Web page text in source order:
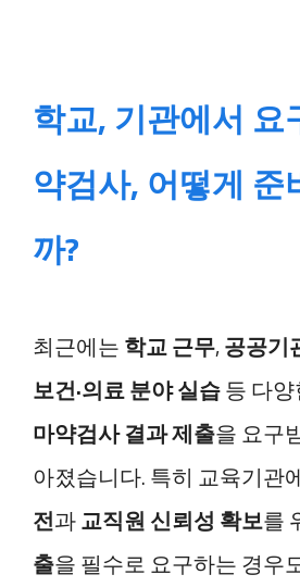
학교, 기관에서 요
약검사, 어떻게 준
까?
최근에는학교 근무,공공기
보건·의료 분야 실습등 다
마약검사 결과 제출을 요구
아졌습니다. 특히 교육기관
전과교직원 신뢰성 확보를
출을 필수로 요구하는 경우